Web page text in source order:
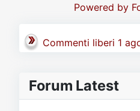
Powered by
Commenti liberi 1
Forum Latest